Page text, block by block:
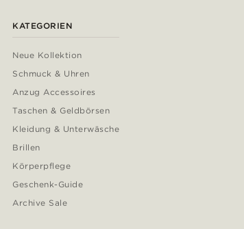
KATEGORIEN
Neue Kollektion
Schmuck & Uhren
Anzug Accessoires
Taschen & Geldbörsen
Kleidung & Unterwäsche
Brillen
Körperpflege
Geschenk-Guide
Archive Sale